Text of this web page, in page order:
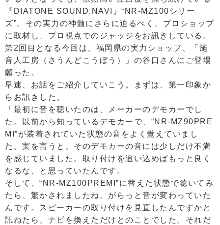
『DIATONE SOUND.NAVI』“NR-MZ100シリー
ズ”。その実力の神髄にさらに迫るべく、プロショップ
に取材し、プロ視点でのジャッジをお訊きしている。
第2回目となる今回は、福岡県の実力ショップ、「施
音人工房（さうんどこうぼう）」の谷口さんにご登場
願った。
早速、お話をご紹介していこう。まずは、第一印象か
らお訊きした。
「最初に音を聴いたのは、メーカーのデモカーでし
た。以前から知っているデモカーで、“NR-MZ90PRE
MI”が装着されていた状態の音をよく覚えていまし
た。実を言うと、そのデモカーの音には少しだけ不満
を感じていました。取り付けを追い込めばもっと良く
なるな、と思っていたんです。
そして、“NR-MZ100PREMI”に替えた状態で聴いてみ
たら、驚かされましたね。がらっと音が変わっていた
んです。スピーカーの取り付けを見直したんですかと
訊ねたら、ナビを換えただけとのことでした。それだ